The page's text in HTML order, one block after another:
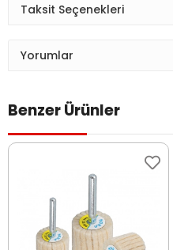
Taksit Seçenekleri
Yorumlar
Benzer Ürünler